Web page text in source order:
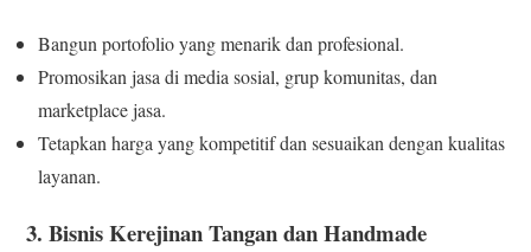
Bangun portofolio yang menarik dan profesional.
Promosikan jasa di media sosial, grup komunitas, dan
marketplace jasa.
Tetapkan harga yang kompetitif dan sesuaikan dengan kualitas
layanan.
3. Bisnis Kerejinan Tangan dan Handmade